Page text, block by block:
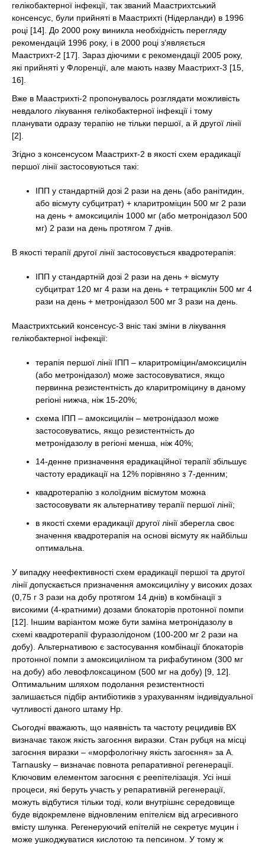
гелікобактерної інфекції, так званий Маастрихтський
консенсус, були прийняті в Маастрихті (Нідерланди) в 1996
році [14]. До 2000 року виникла необхідність перегляду
рекомендацій 1996 року, і в 2000 році з’являється
Маастрихт-2 [17]. Зараз діючими є рекомендації 2005 року,
які прийняті у Флоренції, але мають назву Маастрихт-3 [15,
16].
Вже в Маастрихті-2 пропонувалось розглядати можливість
невдалого лікування гелікобактерної інфекції і тому
планувати одразу терапію не тільки першої, а й другої лінії
[2].
Згідно з консенсусом Маастрихт-2 в якості схем ерадикації
першої лінії застосовуються такі:
ІПП у стандартній дозі 2 рази на день (або ранітидин,
або вісмуту субцитрат) + кларитроміцин 500 мг 2 рази
на день + амоксицилін 1000 мг (або метронідазол 500
мг) 2 рази на день протягом 7 днів.
В якості терапії другої лінії застосовується квадротерапія:
ІПП у стандартній дозі 2 рази на день + вісмуту
субцитрат 120 мг 4 рази на день + тетрациклін 500 мг 4
рази на день + метронідазол 500 мг 3 рази на день.
Маастрихтський консенсус-3 вніс такі зміни в лікування
гелікобактерної інфекції:
терапія першої лінії ІПП – кларитроміцин/амоксицилін
(або метронідазол) може застосовуватися, якщо
первинна резистентність до кларитроміцину в даному
регіоні нижча, ніж 15-20%;
схема ІПП – амоксицилін – метронідазол може
застосовуватись, якщо резистентність до
метронідазолу в регіоні менша, ніж 40%;
14-денне призначення ерадикаційної терапії збільшує
частоту ерадикації на 12% порівняно з 7-денним;
квадротерапію з колоїдним вісмутом можна
застосовувати як альтернативу терапії першої лінії;
в якості схеми ерадикації другої лінії зберегла своє
значення квадротерапія на основі вісмуту як найбільш
оптимальна.
У випадку неефективності схем ерадикації першої та другої
лінії допускається призначення амоксициліну у високих дозах
(0,75 г 3 рази на добу протягом 14 днів) в комбінації з
високими (4-кратними) дозами блокаторів протонної помпи
[12]. Іншим варіантом може бути заміна метронідазолу в
схемі квадротерапії фуразолідоном (100-200 мг 2 рази на
добу). Альтернативою є застосування комбінації блокаторів
протонної помпи з амоксициліном та рифабутином (300 мг
на добу) або левофлоксацином (500 мг на добу) [9, 12].
Оптимальним шляхом подолання резистентності
залишається підбір антибіотиків з урахуванням індивідуальної
чутливості даного штаму Нр.
Сьогодні вважають, що наявність та частоту рецидивів ВХ
визначає також якість загоєння виразки. Стан рубця на місці
загоєння виразки – «морфологічну якість загоєння» за А.
Таrnausky – визначає повнота репаративної регенерації.
Ключовим елементом загоєння є реепітелізація. Усі інші
процеси, які беруть участь у репаративній регенерації,
можуть відбутися тільки тоді, коли внутрішнє середовище
буде відокремлене відновленим епітелієм від агресивного
вмісту шлунка. Регенеруючий епітелій не секретує муцин і
може ушкоджуватися кислотою та пепсином. У тому ж